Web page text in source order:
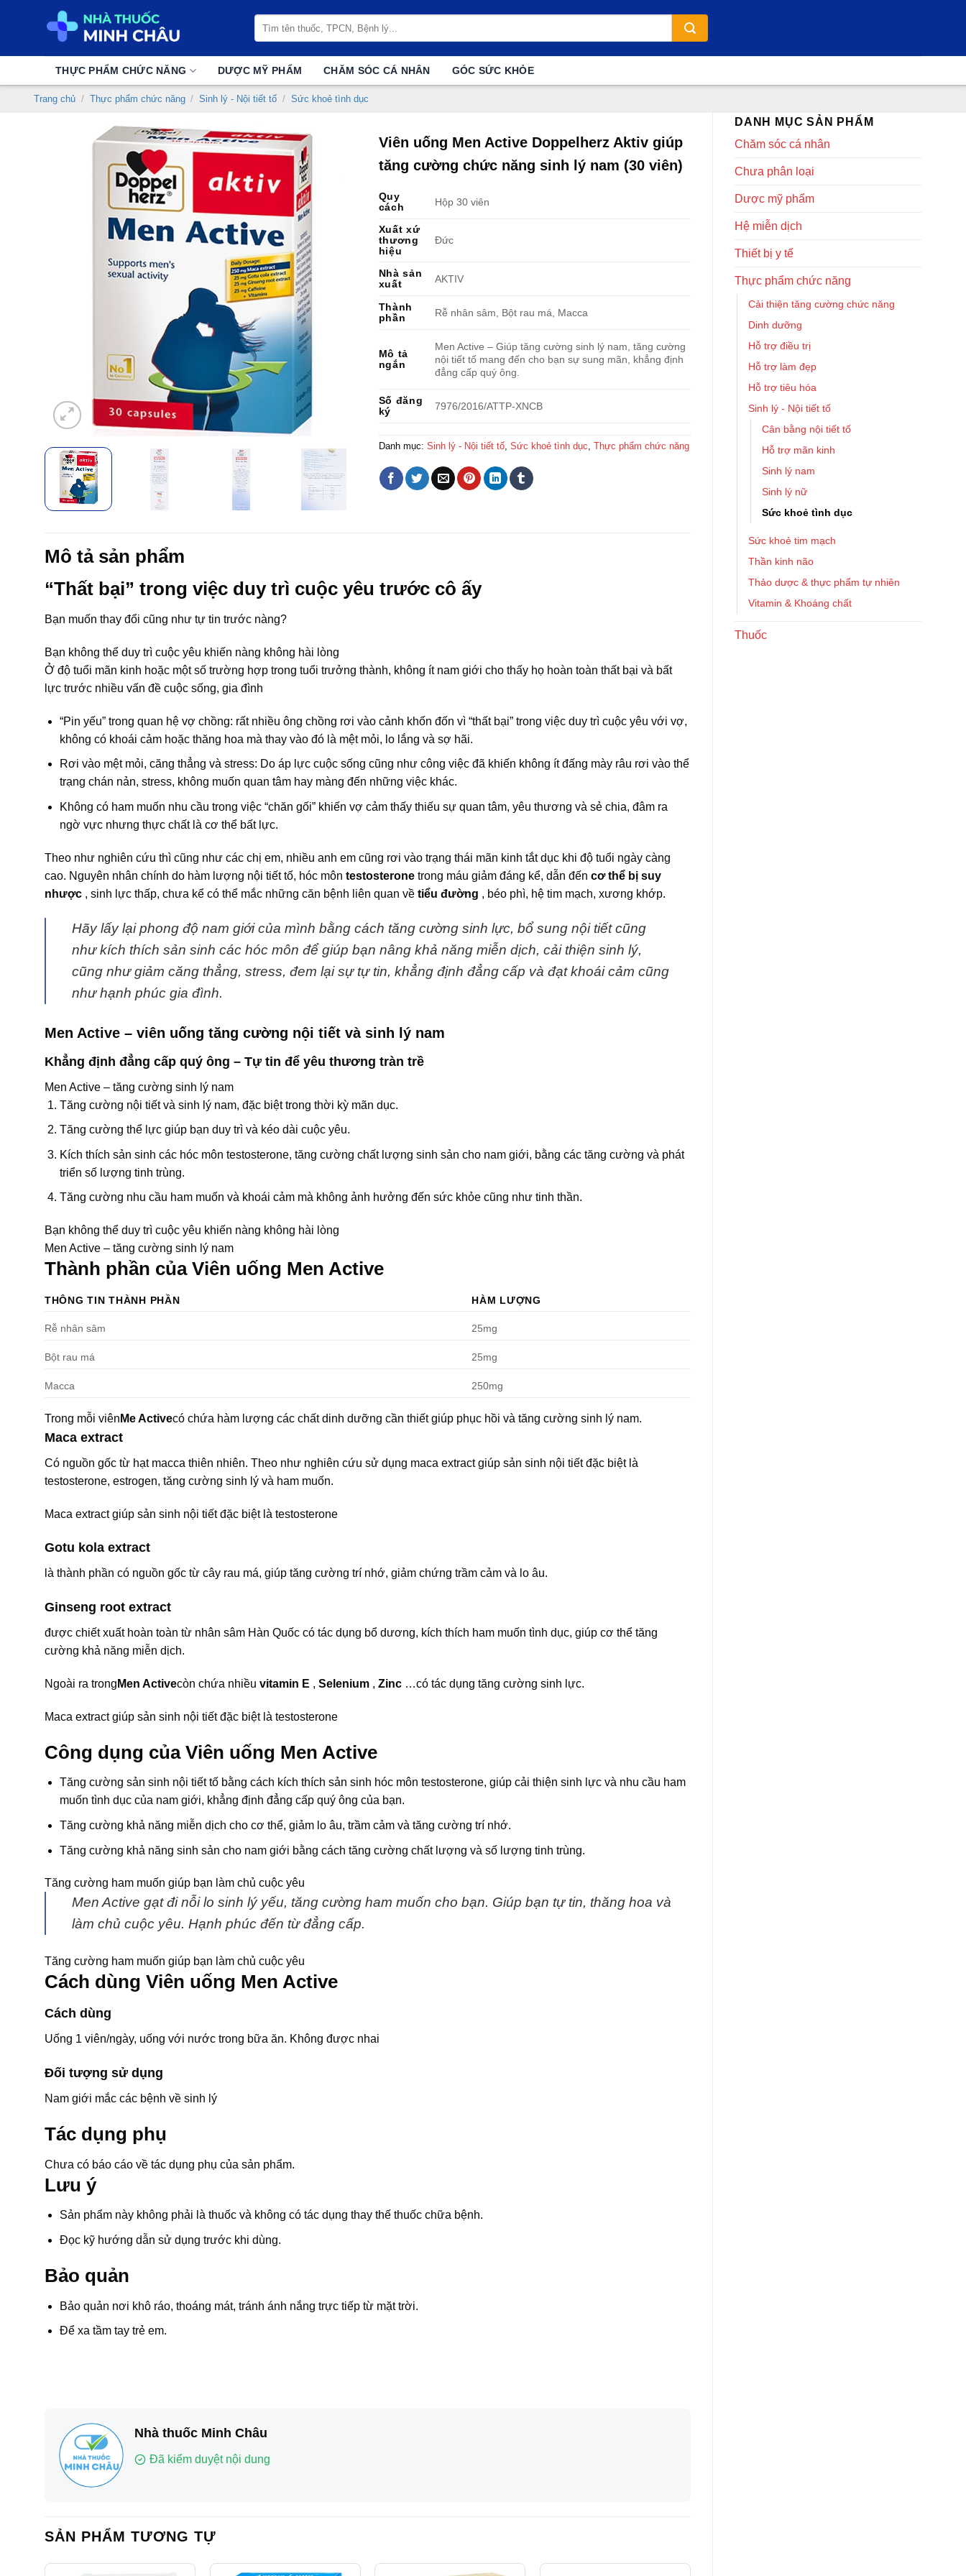
kiếm:
THỰC PHẨM CHỨC NĂNG DƯỢC MỸ PHẨM CHĂM SÓC CÁ NHÂN GÓC SỨC KHỎE
Trang chủ / Thực phẩm chức năng / Sinh lý - Nội tiết tố / Sức khoẻ tình dục
DANH MỤC SẢN PHẨM
Chăm sóc cá nhân
Chưa phân loại
Dược mỹ phẩm
Hệ miễn dịch
Thiết bị y tế
Thực phẩm chức năng
Cải thiện tăng cường chức năng
Dinh dưỡng
Hỗ trợ điều trị
Hỗ trợ làm đẹp
Hỗ trợ tiêu hóa
Sinh lý - Nội tiết tố
Cân bằng nội tiết tố
Hỗ trợ mãn kinh
Sinh lý nam
Sinh lý nữ
Sức khoẻ tình dục
Sức khoẻ tim mạch
Thần kinh não
Thảo dược & thực phẩm tự nhiên
Vitamin & Khoáng chất
Thuốc
Viên uống Men Active Doppelherz Aktiv giúp
tăng cường chức năng sinh lý nam (30 viên)
Quy
cách
Hộp 30 viên
Xuất xứ
thương
hiệu
Đức
Nhà sản
xuất
AKTIV
Thành
phần
Rễ nhân sâm, Bột rau má, Macca
Mô tả
ngắn
Men Active – Giúp tăng cường sinh lý nam, tăng cường
nội tiết tố mang đến cho bạn sự sung mãn, khẳng định
đẳng cấp quý ông.
Số đăng
ký
7976/2016/ATTP-XNCB
Danh mục: Sinh lý - Nội tiết tố, Sức khoẻ tình dục, Thực phẩm chức năng
Mô tả sản phẩm
“Thất bại” trong việc duy trì cuộc yêu trước cô ấy
Bạn muốn thay đổi cũng như tự tin trước nàng?
Bạn không thể duy trì cuộc yêu khiến nàng không hài lòng
Ở độ tuổi mãn kinh hoặc một số trường hợp trong tuổi trưởng thành, không ít nam giới cho thấy họ hoàn toàn thất bại và bất
lực trước nhiều vấn đề cuộc sống, gia đình
“Pin yếu” trong quan hệ vợ chồng: rất nhiều ông chồng rơi vào cảnh khốn đốn vì “thất bại” trong việc duy trì cuộc yêu với vợ,
không có khoái cảm hoặc thăng hoa mà thay vào đó là mệt mỏi, lo lắng và sợ hãi.
Rơi vào mệt mỏi, căng thẳng và stress: Do áp lực cuộc sống cũng như công việc đã khiến không ít đấng mày râu rơi vào thể
trạng chán nản, stress, không muốn quan tâm hay màng đến những việc khác.
Không có ham muốn nhu cầu trong việc “chăn gối” khiến vợ cảm thấy thiếu sự quan tâm, yêu thương và sẻ chia, đâm ra
ngờ vực nhưng thực chất là cơ thể bất lực.
Theo như nghiên cứu thì cũng như các chị em, nhiều anh em cũng rơi vào trạng thái mãn kinh tắt dục khi độ tuổi ngày càng
cao. Nguyên nhân chính do hàm lượng nội tiết tố, hóc môn testosterone trong máu giảm đáng kể, dẫn đến cơ thể bị suy
nhược , sinh lực thấp, chưa kể có thể mắc những căn bệnh liên quan về tiểu đường , béo phì, hệ tim mạch, xương khớp.
Hãy lấy lại phong độ nam giới của mình bằng cách tăng cường sinh lực, bổ sung nội tiết cũng
như kích thích sản sinh các hóc môn để giúp bạn nâng khả năng miễn dịch, cải thiện sinh lý,
cũng như giảm căng thẳng, stress, đem lại sự tự tin, khẳng định đẳng cấp và đạt khoái cảm cũng
như hạnh phúc gia đình.
Men Active – viên uống tăng cường nội tiết và sinh lý nam
Khẳng định đẳng cấp quý ông – Tự tin để yêu thương tràn trề
Men Active – tăng cường sinh lý nam
Tăng cường nội tiết và sinh lý nam, đặc biệt trong thời kỳ mãn dục.
Tăng cường thể lực giúp bạn duy trì và kéo dài cuộc yêu.
Kích thích sản sinh các hóc môn testosterone, tăng cường chất lượng sinh sản cho nam giới, bằng các tăng cường và phát
triển số lượng tinh trùng.
Tăng cường nhu cầu ham muốn và khoái cảm mà không ảnh hưởng đến sức khỏe cũng như tinh thần.
Bạn không thể duy trì cuộc yêu khiến nàng không hài lòng
Men Active – tăng cường sinh lý nam
Thành phần của Viên uống Men Active
THÔNG TIN THÀNH PHẦN HÀM LƯỢNG
Rễ nhân sâm 25mg
Bột rau má 25mg
Macca 250mg
Trong mỗi viên Me Activecó chứa hàm lượng các chất dinh dưỡng cần thiết giúp phục hồi và tăng cường sinh lý nam.
Maca extract
Có nguồn gốc từ hạt macca thiên nhiên. Theo như nghiên cứu sử dụng maca extract giúp sản sinh nội tiết đặc biệt là
testosterone, estrogen, tăng cường sinh lý và ham muốn.
Maca extract giúp sản sinh nội tiết đặc biệt là testosterone
Gotu kola extract
là thành phần có nguồn gốc từ cây rau má, giúp tăng cường trí nhớ, giảm chứng trầm cảm và lo âu.
Ginseng root extract
được chiết xuất hoàn toàn từ nhân sâm Hàn Quốc có tác dụng bổ dương, kích thích ham muốn tình dục, giúp cơ thể tăng
cường khả năng miễn dịch.
Ngoài ra trong Men Activecòn chứa nhiều vitamin E , Selenium , Zinc …có tác dụng tăng cường sinh lực.
Maca extract giúp sản sinh nội tiết đặc biệt là testosterone
Công dụng của Viên uống Men Active
Tăng cường sản sinh nội tiết tố bằng cách kích thích sản sinh hóc môn testosterone, giúp cải thiện sinh lực và nhu cầu ham
muốn tình dục của nam giới, khẳng định đẳng cấp quý ông của bạn.
Tăng cường khả năng miễn dịch cho cơ thể, giảm lo âu, trầm cảm và tăng cường trí nhớ.
Tăng cường khả năng sinh sản cho nam giới bằng cách tăng cường chất lượng và số lượng tinh trùng.
Tăng cường ham muốn giúp bạn làm chủ cuộc yêu
Men Active gạt đi nỗi lo sinh lý yếu, tăng cường ham muốn cho bạn. Giúp bạn tự tin, thăng hoa và
làm chủ cuộc yêu. Hạnh phúc đến từ đẳng cấp.
Tăng cường ham muốn giúp bạn làm chủ cuộc yêu
Cách dùng Viên uống Men Active
Cách dùng
Uống 1 viên/ngày, uống với nước trong bữa ăn. Không được nhai
Đối tượng sử dụng
Nam giới mắc các bệnh về sinh lý
Tác dụng phụ
Chưa có báo cáo về tác dụng phụ của sản phẩm.
Lưu ý
Sản phẩm này không phải là thuốc và không có tác dụng thay thế thuốc chữa bệnh.
Đọc kỹ hướng dẫn sử dụng trước khi dùng.
Bảo quản
Bảo quản nơi khô ráo, thoáng mát, tránh ánh nắng trực tiếp từ mặt trời.
Để xa tầm tay trẻ em.
Nhà thuốc Minh Châu
Đã kiểm duyệt nội dung
SẢN PHẨM TƯƠNG TỰ